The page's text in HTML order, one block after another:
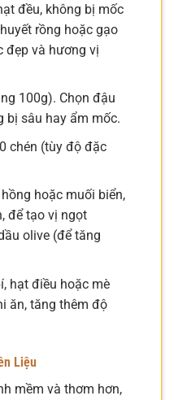
đều, không bị mốc
rồng hoặc gạo
đẹp và hương vị
100g). Chọn đậu
bị sâu hay ẩm mốc.
chén (tùy độ đặc
hoặc muối biển,
để tạo vị ngọt
olive (để tăng
hạt điều hoặc mè
ăn, tăng thêm độ
Liệu
mềm và thơm hơn,